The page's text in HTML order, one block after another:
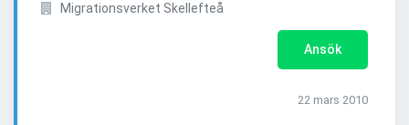
Migrationsverket Skellefteå
Ansök
22 mars 2010